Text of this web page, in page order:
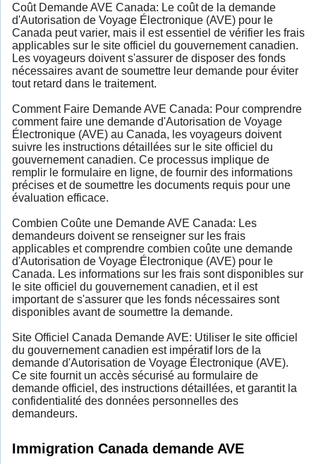
Coût Demande AVE Canada: Le coût de la demande
d'Autorisation de Voyage Électronique (AVE) pour le
Canada peut varier, mais il est essentiel de vérifier les frais
applicables sur le site officiel du gouvernement canadien.
Les voyageurs doivent s'assurer de disposer des fonds
nécessaires avant de soumettre leur demande pour éviter
tout retard dans le traitement.
Comment Faire Demande AVE Canada: Pour comprendre
comment faire une demande d'Autorisation de Voyage
Électronique (AVE) au Canada, les voyageurs doivent
suivre les instructions détaillées sur le site officiel du
gouvernement canadien. Ce processus implique de
remplir le formulaire en ligne, de fournir des informations
précises et de soumettre les documents requis pour une
évaluation efficace.
Combien Coûte une Demande AVE Canada: Les
demandeurs doivent se renseigner sur les frais
applicables et comprendre combien coûte une demande
d'Autorisation de Voyage Électronique (AVE) pour le
Canada. Les informations sur les frais sont disponibles sur
le site officiel du gouvernement canadien, et il est
important de s'assurer que les fonds nécessaires sont
disponibles avant de soumettre la demande.
Site Officiel Canada Demande AVE: Utiliser le site officiel
du gouvernement canadien est impératif lors de la
demande d'Autorisation de Voyage Électronique (AVE).
Ce site fournit un accès sécurisé au formulaire de
demande officiel, des instructions détaillées, et garantit la
confidentialité des données personnelles des
demandeurs.
Immigration Canada demande AVE